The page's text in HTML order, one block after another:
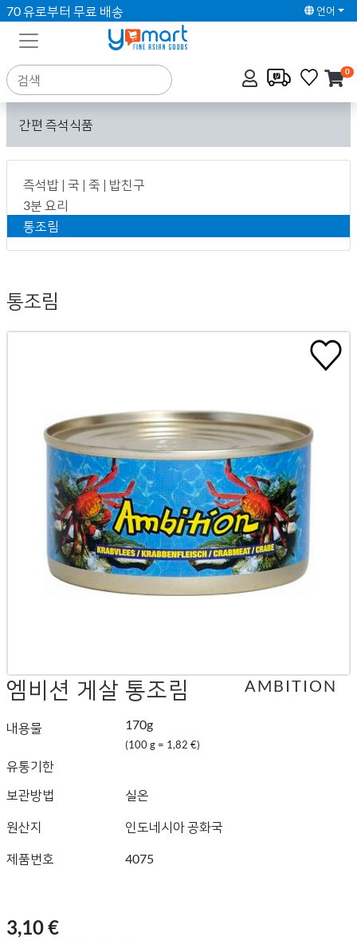
70 유로부터 무료 배송 언어
0
간편 즉석식품
즉석밥 | 국 | 죽 | 밥친구
3분 요리
통조림
통조림
엠비션 게살 통조림
내용물 170g
(100 g = 1,82 €)
유통기한
보관방법
실온
원산지 인도네시아 공화국
제품번호 4075
AMBITION
3,10 €